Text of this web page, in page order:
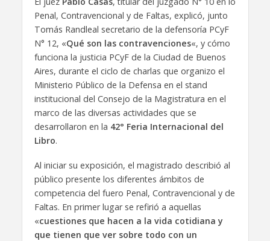
Penal, Contravencional y de Faltas, explicó, junto
Tomás Randleal secretario de la defensoría PCyF
N° 12, «Qué son las contravenciones«, y cómo
funciona la justicia PCyF de la Ciudad de Buenos
Aires, durante el ciclo de charlas que organizo el
Ministerio Público de la Defensa en el stand
institucional del Consejo de la Magistratura en el
marco de las diversas actividades que se
desarrollaron en la 42° Feria Internacional del
Libro.
Al iniciar su exposición, el magistrado describió al
público presente los diferentes ámbitos de
competencia del fuero Penal, Contravencional y de
Faltas. En primer lugar se refirió a aquellas
«cuestiones que hacen a la vida cotidiana y
que tienen que ver sobre todo con un